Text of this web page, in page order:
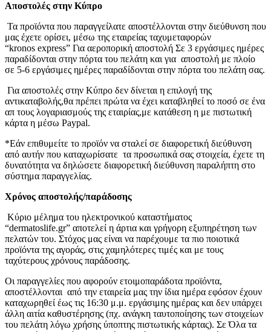
Αποστολές στην Κύπρο
Τα προϊόντα που παραγγείλατε αποστέλλονται στην διεύθυνση που
μας έχετε ορίσει, μέσω της εταιρείας ταχυμεταφορών
“kronos express” Για αεροπορική αποστολή Σε 3 εργάσιμες ημέρες
παραδίδονται στην πόρτα του πελάτη και για αποστολή με πλοίο
σε 5-6 εργάσιμες ημέρες παραδίδονται στην πόρτα του πελάτη σας.
Για αποστολές στην Κύπρο δεν δίνεται η επιλογή της
αντικαταβολής,θα πρέπει πρώτα να έχει καταβληθεί το ποσό σε ένα
απ τους λογαριασμούς της εταιρίας,με κατάθεση η με πιστωτική
κάρτα η μέσω Paypal.
*Εάν επιθυμείτε το προϊόν να σταλεί σε διαφορετική διεύθυνση
από αυτήν που καταχωρίσατε τα προσωπικά σας στοιχεία, έχετε τη
δυνατότητα να δηλώσετε διαφορετική διεύθυνση παραλήπτη στο
σύστημα παραγγελίας.
Χρόνος αποστολής/παράδοσης
Κύριο μέλημα του ηλεκτρονικού καταστήματος
“dermatoslife.gr” αποτελεί η άρτια και γρήγορη εξυπηρέτηση των
πελατών του. Στόχος μας είναι να παρέχουμε τα πιο ποιοτικά
προϊόντα της αγοράς, στις χαμηλότερες τιμές και με τους
ταχύτερους χρόνους παράδοσης.
Οι παραγγελίες που αφορούν ετοιμοπαράδοτα προϊόντα,
αποστέλλονται από την εταιρεία μας την ίδια ημέρα εφόσον έχουν
καταχωρηθεί έως τις 16:30 μ.μ. εργάσιμης ημέρας και δεν υπάρχει
άλλη αιτία καθυστέρησης (πχ. ανάγκη ταυτοποίησης των στοιχείων
του πελάτη λόγω χρήσης ύποπτης πιστωτικής κάρτας). Σε Όλα τα